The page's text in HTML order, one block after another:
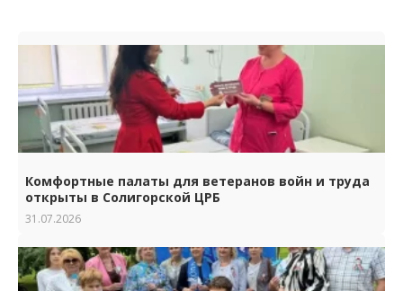
Комфортные палаты для ветеранов войн и труда
открыты в Солигорской ЦРБ
31.07.2026